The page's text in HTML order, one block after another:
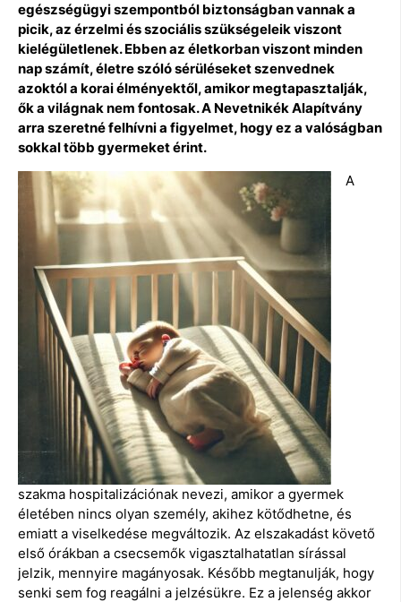
egészségügyi szempontból biztonságban vannak a
picik, az érzelmi és szociális szükségeleik viszont
kielégületlenek. Ebben az életkorban viszont minden
nap számít, életre szóló sérüléseket szenvednek
azoktól a korai élményektől, amikor megtapasztalják,
ők a világnak nem fontosak. A Nevetnikék Alapítvány
arra szeretné felhívni a figyelmet, hogy ez a valóságban
sokkal több gyermeket érint.
A
szakma hospitalizációnak nevezi, amikor a gyermek
életében nincs olyan személy, akihez kötődhetne, és
emiatt a viselkedése megváltozik. Az elszakadást követő
első órákban a csecsemők vigasztalhatatlan sírással
jelzik, mennyire magányosak. Később megtanulják, hogy
senki sem fog reagálni a jelzésükre. Ez a jelenség akkor